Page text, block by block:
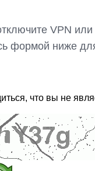
VPN или
формой ниже
что вы не